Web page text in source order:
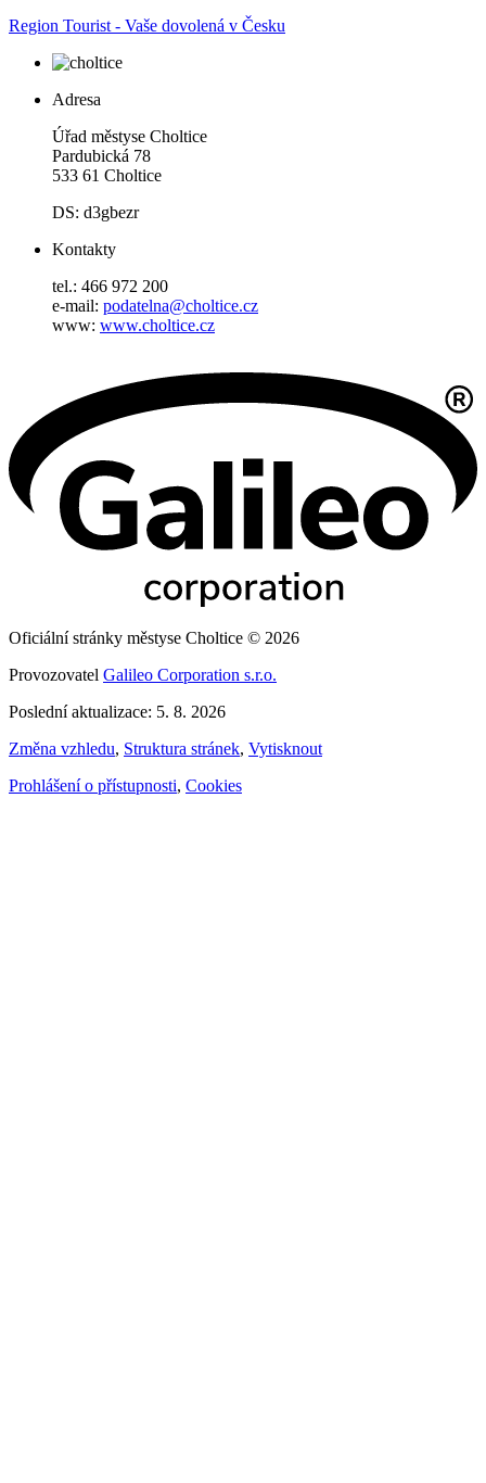
Region Tourist - Vaše dovolená v Česku
Adresa
Úřad městyse Choltice
Pardubická 78
533 61 Choltice
DS: d3gbezr
Kontakty
tel.: 466 972 200
e-mail: podatelna@choltice.cz
www: www.choltice.cz
Oficiální stránky městyse Choltice © 2026
Provozovatel Galileo Corporation s.r.o.
Poslední aktualizace: 5. 8. 2026
Změna vzhledu, Struktura stránek, Vytisknout
Prohlášení o přístupnosti, Cookies